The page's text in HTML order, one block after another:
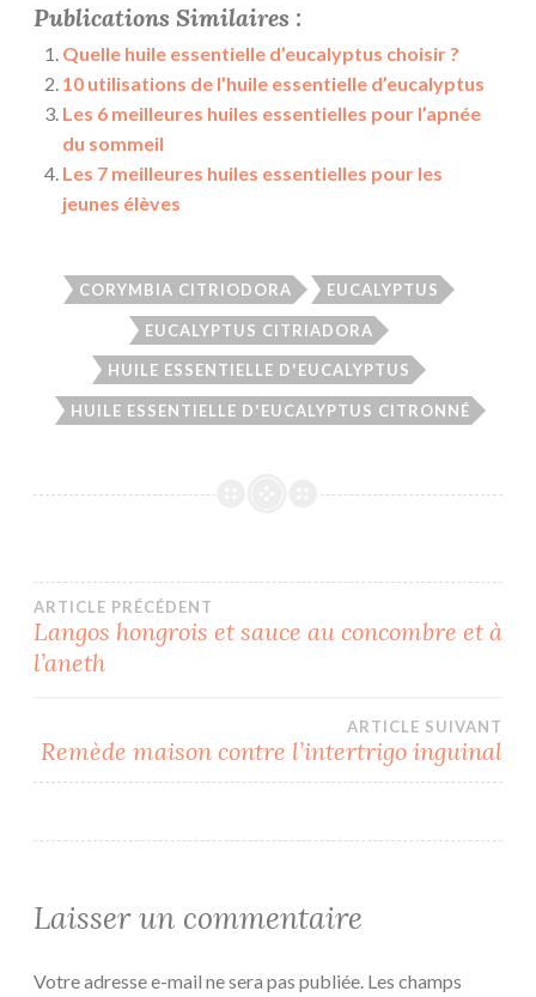
Publications Similaires :
Quelle huile essentielle d’eucalyptus choisir ?
10 utilisations de l’huile essentielle d’eucalyptus
Les 6 meilleures huiles essentielles pour l’apnée
du sommeil
Les 7 meilleures huiles essentielles pour les
jeunes élèves
CORYMBIA CITRIODORA EUCALYPTUS
EUCALYPTUS CITRIADORA
HUILE ESSENTIELLE D'EUCALYPTUS
HUILE ESSENTIELLE D'EUCALYPTUS CITRONNÉ
Navigation
de
l’article
ARTICLE PRÉCÉDENT
Langos hongrois et sauce au concombre et à
l’aneth
ARTICLE SUIVANT
Remède maison contre l’intertrigo inguinal
Laisser un commentaire
Votre adresse e-mail ne sera pas publiée. Les champs